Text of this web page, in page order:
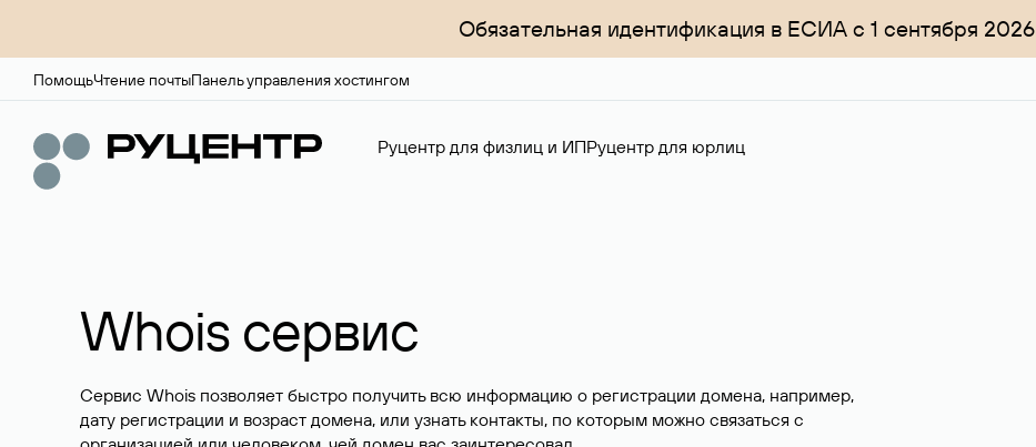
Обязательная идентификация в ЕСИА с 1 сентября 2026
ПомощьЧтение почтыПанель управления хостингом
Руцентр для физлиц и ИПРуцентр для юрлиц
Whois сервис
Сервис Whois позволяет быстро получить всю информацию о регистрации домена, например,
дату регистрации и возраст домена, или узнать контакты, по которым можно связаться с